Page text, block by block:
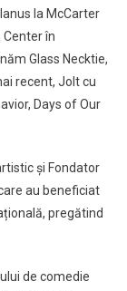
la McCarter
în
Glass Necktie,
recent, Jolt cu
Days of Our
și Fondator
au beneficiat
pregătind
de comedie